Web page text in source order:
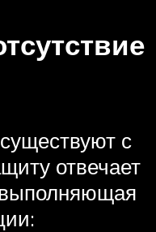
с
отвечает